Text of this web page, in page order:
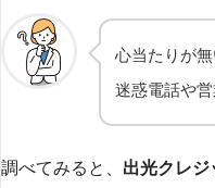
心当たりが
迷惑電話や
調べてみると、 出光クレ